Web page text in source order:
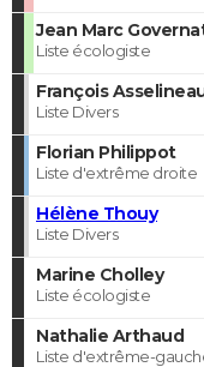
Jean Marc
Liste écologiste
François
Liste Divers
Florian Philippot
Liste d'extrême droite
Hélène Thouy
Liste Divers
Marine Cholley
Liste écologiste
Nathalie Arthaud
Liste d'extrême-